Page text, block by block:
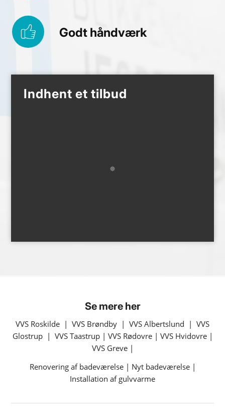
Indhent et tilbud
Godt håndværk
Se mere her
VVS Roskilde | VVS Brøndby | VVS Albertslund | VVS
Glostrup| VVS Taastrup| VVS Rødovre| VVS Hvidovre|
VVS Greve|
Renovering af badeværelse| Nyt badeværelse|
Installation af gulvvarme